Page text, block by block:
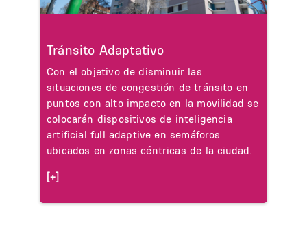
Tránsito Adaptativo
Con el objetivo de disminuir las
situaciones de congestión de tránsito en
puntos con alto impacto en la movilidad se
colocarán dispositivos de inteligencia
artificial full adaptive en semáforos
ubicados en zonas céntricas de la ciudad.
[+]